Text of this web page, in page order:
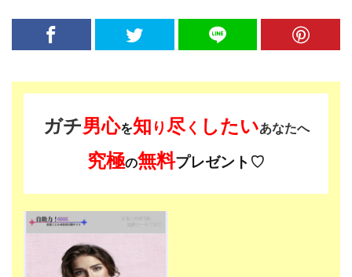
ガチ男心を知 り尽く したいあなたへ
究極の無料プレゼント♡